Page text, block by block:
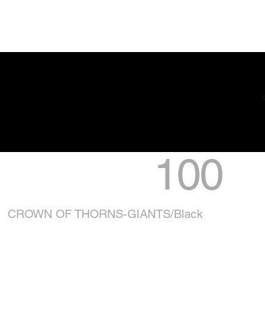
100
CROWN OF THORNS-GIANTS/Black